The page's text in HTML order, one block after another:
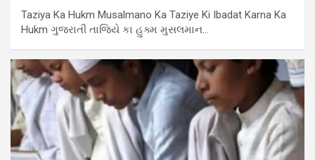
Taziya Ka Hukm Musalmano Ka Taziye Ki Ibadat Karna Ka
Hukm ગુજરાતી તાજિયે કા હુક્મ મુસલમાન…